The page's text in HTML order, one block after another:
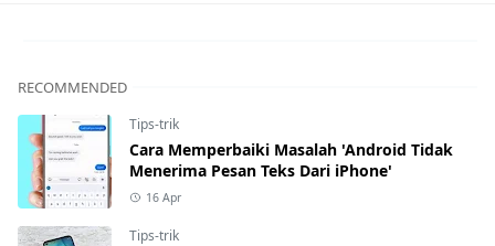
RECOMMENDED
Tips-trik
Cara Memperbaiki Masalah 'Android Tidak
Menerima Pesan Teks Dari iPhone'
16 Apr
Tips-trik